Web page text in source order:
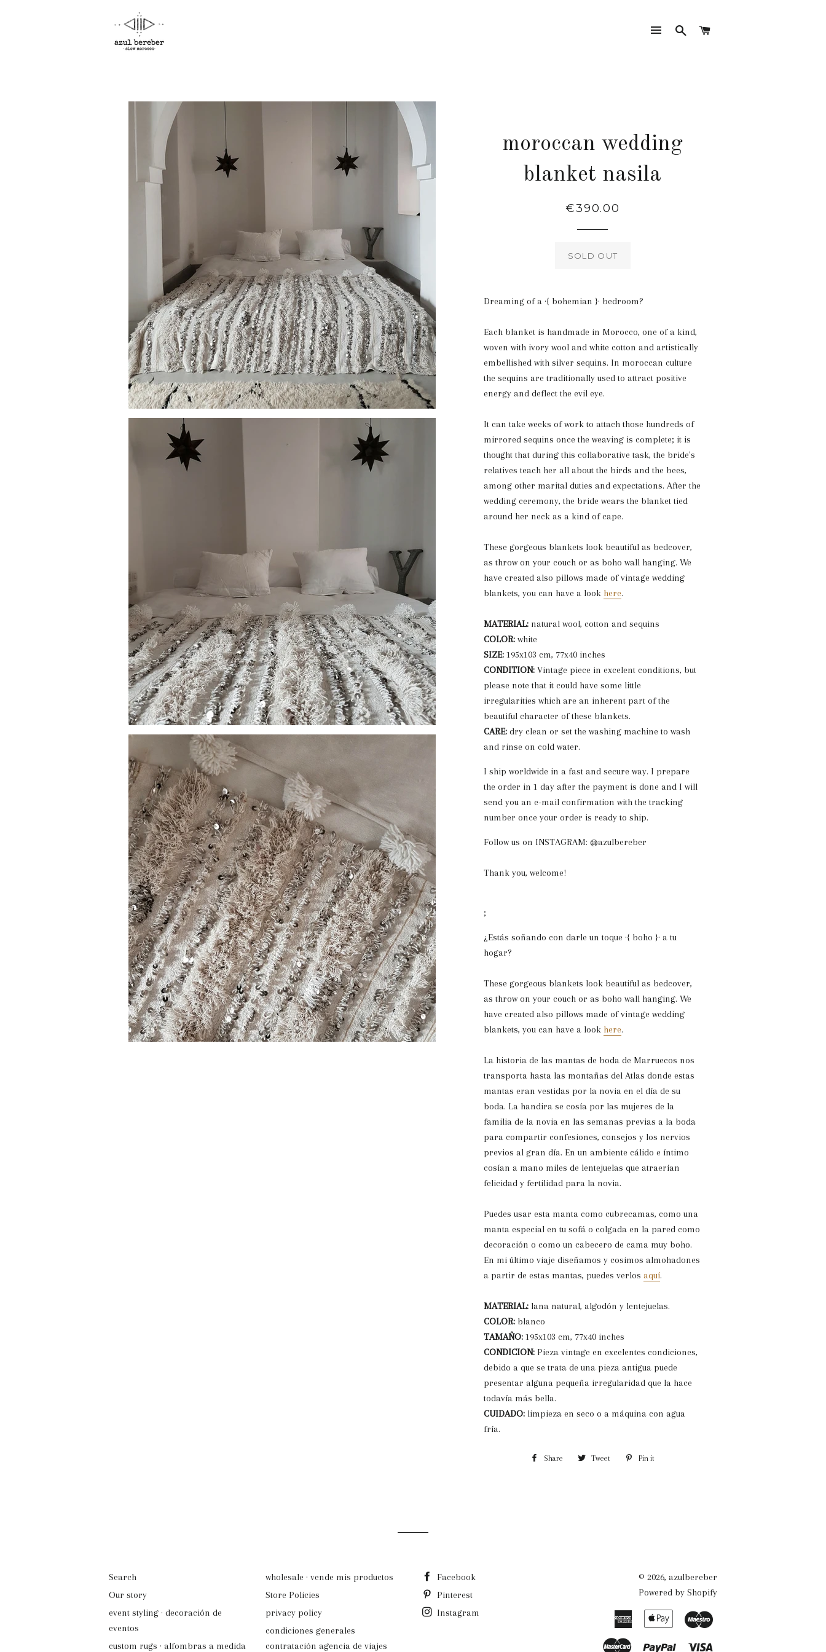
SITE NAVIGATION
SEARCH
moroccan wedding
blanket nasila
Regular
€390.00
SOLD OUT
Dreaming of a ·{ bohemian }· bedroom?
Each blanket is handmade in Morocco, one of a kind,
woven with ivory wool and white cotton and artistically
embellished with silver sequins. In moroccan culture
the sequins are traditionally used to attract positive
energy and deflect the evil eye.
It can take weeks of work to attach those hundreds of
mirrored sequins once the weaving is complete; it is
thought that during this collaborative task, the bride's
relatives teach her all about the birds and the bees,
among other marital duties and expectations. After the
wedding ceremony, the bride wears the blanket tied
around her neck as a kind of cape.
These gorgeous blankets look beautiful as bedcover,
as throw on your couch or as boho wall hanging. We
have created also pillows made of vintage wedding
blankets, you can have a look here.
MATERIAL: natural wool, cotton and sequins
COLOR: white
SIZE: 195x103 cm, 77x40 inches
CONDITION: Vintage piece in excelent conditions, but
please note that it could have some little
irregularities which are an inherent part of the
beautiful character of these blankets.
CARE: dry clean or set the washing machine to wash
and rinse on cold water.
I ship worldwide in a fast and secure way. I prepare
the order in 1 day after the payment is done and I will
send you an e-mail confirmation with the tracking
number once your order is ready to ship.
Follow us on INSTAGRAM: @azulbereber
Thank you, welcome!
;
¿Estás soñando con darle un toque ·{ boho }· a tu
hogar?
These gorgeous blankets look beautiful as bedcover,
as throw on your couch or as boho wall hanging. We
have created also pillows made of vintage wedding
blankets, you can have a look here.
La historia de las mantas de boda de Marruecos nos
transporta hasta las montañas del Atlas donde estas
mantas eran vestidas por la novia en el día de su
boda. La handira se cosía por las mujeres de la
familia de la novia en las semanas previas a la boda
para compartir confesiones, consejos y los nervios
previos al gran día. En un ambiente cálido e íntimo
cosían a mano miles de lentejuelas que atraerían
felicidad y fertilidad para la novia.
Puedes usar esta manta como cubrecamas, como una
manta especial en tu sofá o colgada en la pared como
decoración o como un cabecero de cama muy boho.
En mi último viaje diseñamos y cosimos almohadones
a partir de estas mantas, puedes verlos aquí.
MATERIAL: lana natural, algodón y lentejuelas.
COLOR: blanco
TAMAÑO: 195x103 cm, 77x40 inches
CONDICION: Pieza vintage en excelentes condiciones,
debido a que se trata de una pieza antigua puede
presentar alguna pequeña irregularidad que la hace
todavía más bella.
CUIDADO: limpieza en seco o a máquina con agua
fría.
Share Share Tweet Tweet Pin it
Search
Our story
event styling · decoración de
eventos
custom rugs · alfombras a medida
wholesale · vende mis productos
Store Policies
privacy policy
condiciones generales
contratación agencia de viajes
Facebook
Pinterest
Instagram
© 2026, azulbereber
Powered by Shopify
American
Apple
Maestro
Master Paypal